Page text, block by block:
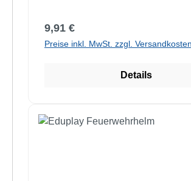
Regulärer Preis:
9,91 €
Preise inkl. MwSt. zzgl. Versandkosten
Details